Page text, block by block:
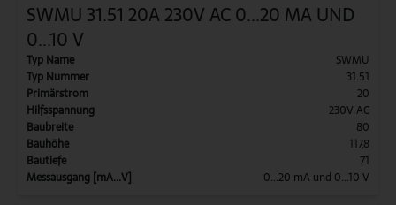
SWMU 31.51 20A 230V AC 0...20 MA UND
0...10 V
Typ Name
SWMU
Typ Nummer
31.51
Primärstrom
20
Hilfsspannung
230V AC
Baubreite
80
Bauhöhe
117,8
Bautiefe
71
Messausgang [mA...V]
0...20 mA und 0...10 V